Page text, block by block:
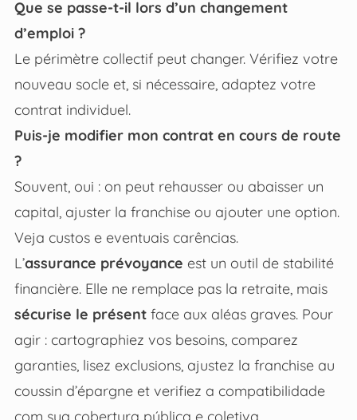
Que se passe-t-il lors d’un changement
d’emploi ?
Le périmètre collectif peut changer. Vérifiez votre
nouveau socle et, si nécessaire, adaptez votre
contrat individuel.
Puis-je modifier mon contrat en cours de route
?
Souvent, oui : on peut rehausser ou abaisser un
capital, ajuster la franchise ou ajouter une option.
Veja custos e eventuais carências.
L’assurance prévoyance est un outil de stabilité
financière. Elle ne remplace pas la retraite, mais
sécurise le présentface aux aléas graves. Pour
agir : cartographiez vos besoins, comparez
garanties, lisez exclusions, ajustez la franchise au
coussin d’épargne et verifiez a compatibilidade
com sua cobertura pública e coletiva.